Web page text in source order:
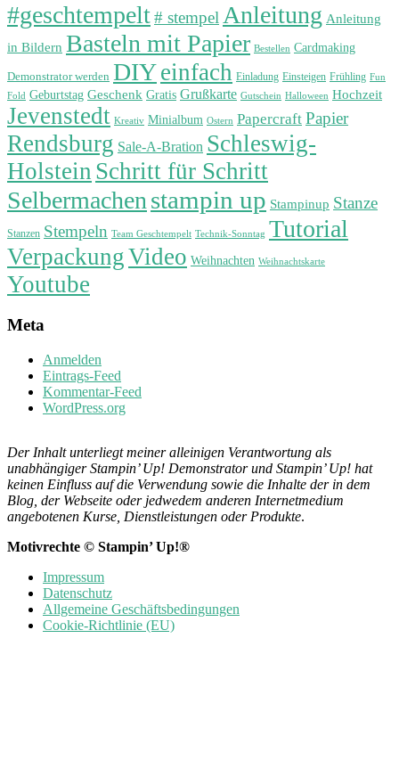
#geschtempelt# stempelAnleitung Anleitung
in Bildern Basteln mit Papier Bestellen Cardmaking
Demonstrator werden DIYeinfach Einladung Einsteigen Frühling Fun
Fold Geburtstag Geschenk Gratis Grußkarte Gutschein Halloween Hochzeit
Jevenstedt Kreativ Minialbum Ostern Papercraft Papier
Rendsburg Sale-A-Bration Schleswig-
Holstein Schritt für Schritt
Selbermachenstampin up Stampinup Stanze
Stanzen Stempeln Team Geschtempelt Technik-Sonntag Tutorial
VerpackungVideo Weihnachten Weihnachtskarte
Youtube
Meta
Anmelden
Eintrags-Feed
Kommentar-Feed
WordPress.org
Der Inhalt unterliegt meiner alleinigen Verantwortung als
unabhängiger Stampin’ Up! Demonstrator und Stampin’ Up! hat
keinen Einfluss auf die Verwendung sowie die Inhalte der in dem
Blog, der Webseite oder jedwedem anderen Internetmedium
angebotenen Kurse, Dienstleistungen oder Produkte.
Motivrechte © Stampin’ Up!®
Impressum
Datenschutz
Allgemeine Geschäftsbedingungen
Cookie-Richtlinie (EU)